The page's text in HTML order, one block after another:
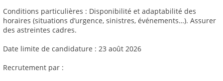
Conditions particulières : Disponibilité et adaptabilité des
horaires (situations d’urgence, sinistres, événements…). Assurer
des astreintes cadres.
Date limite de candidature : 23 août 2026
Recrutement par :